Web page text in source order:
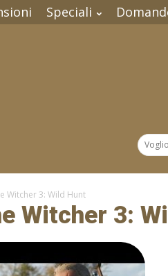
Speciali
Witcher 3: Wild Hunt
Witcher 3: